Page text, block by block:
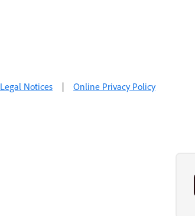
Legal Notices | Online Privacy Policy